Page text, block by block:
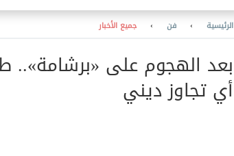
الرئيسية › فن › جميع الأخبار
بعد الهجوم على «برشامة»..
أي تجاوز ديني